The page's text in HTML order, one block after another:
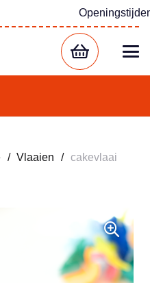
/ Vlaaien / cakevlaai